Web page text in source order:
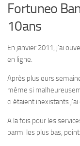
Fortuneo
10ans
En janvier 2011, j’ai
en ligne.
Après plusieurs
même si
ci étaient inexistants
A la fois pour les
parmi les plus bas,